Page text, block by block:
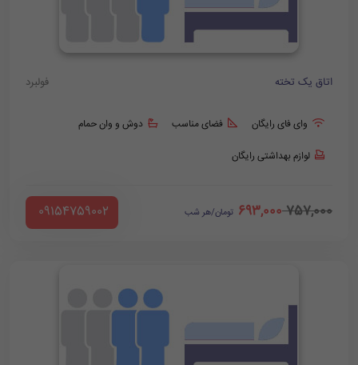
اتاق یک تخته فولبرد
وای فای رایگان فضای مناسب دوش و وان حمام
لوازم بهداشتی رایگان
757,000
693,000 تومان/هر شب ‪ 09154759002